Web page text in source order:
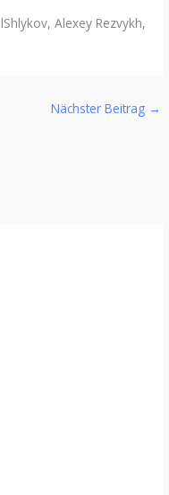
Alexey Rezvykh,
Nächster Beitrag →